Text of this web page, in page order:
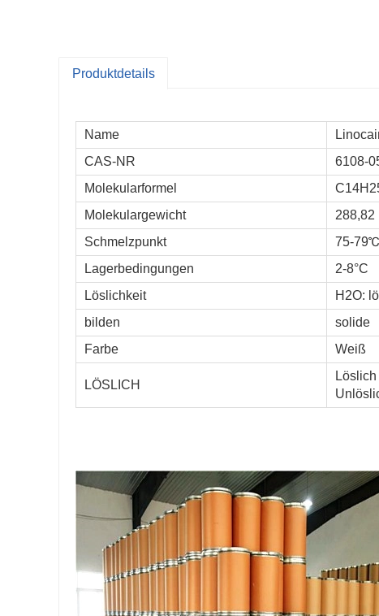
Produktdetails
Name
CAS-NR
6108-
Molekularformel
Molekulargewicht
288,82
Schmelzpunkt
75-79℃
Lagerbedingungen
2-8°C
Löslichkeit
H2O:
bilden
solide
Farbe
Weiß
LÖSLICH